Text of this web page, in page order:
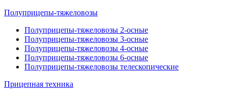
Полуприцепы-тяжеловозы
Полуприцепы-тяжеловозы 2-осные
Полуприцепы-тяжеловозы 3-осные
Полуприцепы-тяжеловозы 4-осные
Полуприцепы-тяжеловозы 6-осные
Полуприцепы-тяжеловозы телескопические
Прицепная техника